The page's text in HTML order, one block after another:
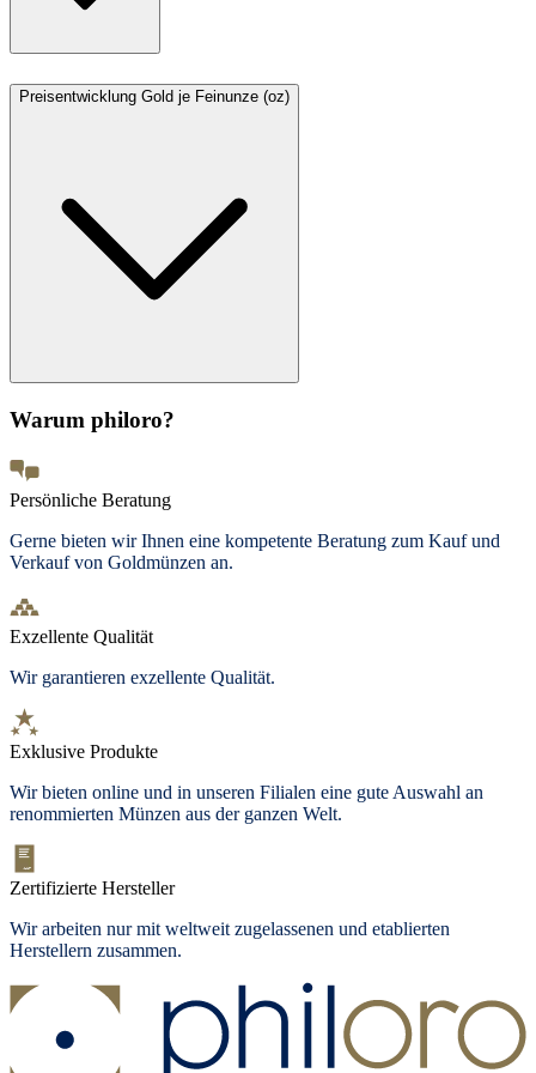
Preisentwicklung Gold je Feinunze (oz)
Warum philoro?
Persönliche Beratung
Gerne bieten wir Ihnen eine kompetente Beratung zum Kauf und
Verkauf von Goldmünzen an.
Exzellente Qualität
Wir garantieren exzellente Qualität.
Exklusive Produkte
Wir bieten online und in unseren Filialen eine gute Auswahl an
renommierten Münzen aus der ganzen Welt.
Zertifizierte Hersteller
Wir arbeiten nur mit weltweit zugelassenen und etablierten
Herstellern zusammen.